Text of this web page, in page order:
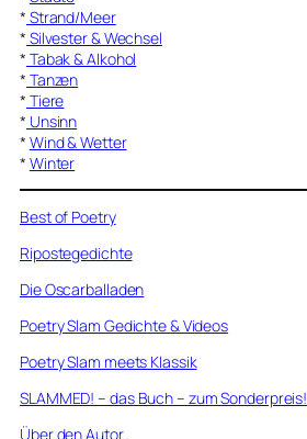
* Strand/Meer
* Silvester & Wechsel
* Tabak & Alkohol
* Tanzen
* Tiere
* Unsinn
* Wind & Wetter
* Winter
Best of Poetry
Ripostegedichte
Die Oscarballaden
Poetry Slam Gedichte & Videos
Poetry Slam meets Klassik
SLAMMED! – das Buch – zum Sonderpreis!
Über den Autor